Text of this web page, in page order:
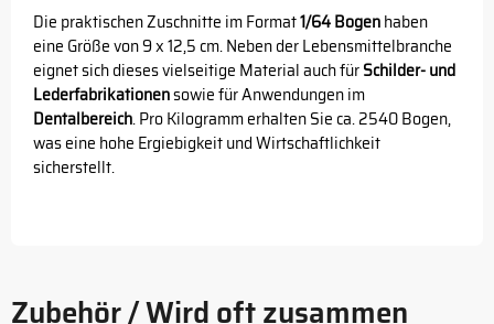
Die praktischen Zuschnitte im Format1/64 Bogenhaben
eine Größe von 9 x 12,5 cm. Neben der Lebensmittelbranche
eignet sich dieses vielseitige Material auch fürSchilder- und
Lederfabrikationensowie für Anwendungen im
Dentalbereich. Pro Kilogramm erhalten Sie ca. 2540 Bogen,
was eine hohe Ergiebigkeit und Wirtschaftlichkeit
sicherstellt.
Zubehör / Wird oft zusammen